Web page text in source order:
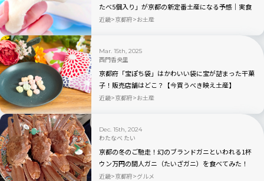
たべ5個入り」が京都の新定番土産になる予感│実食
ルポ＆販売場所の紹介も！
近畿 京都府 お土産
Mar. 15th, 2025
西門香央里
京都府「宝ぽち袋」はかわいい袋に宝が詰まった干菓
子！販売店舗はどこ？【今買うべき映え土産】
近畿 京都府 お土産
Dec. 15th, 2024
わたなべ たい
京都の冬のご馳走！幻のブランドガニといわれる1杯
ウン万円の間人ガニ（たいざガニ）を食べてみた！
近畿 京都府 グルメ